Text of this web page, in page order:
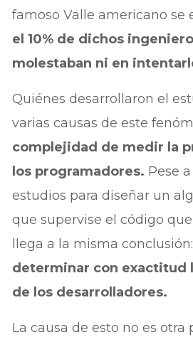
famoso Valle americano se
el 10% de dichos
molestaban ni en
Quiénes desarrollaron el
varias causas de este
complejidad de medir la
los programadores. Pese
estudios para diseñar un
que supervise el código
llega a la misma conclusión:
determinar con exactitud
de los desarrolladores.
La causa de esto no es otra